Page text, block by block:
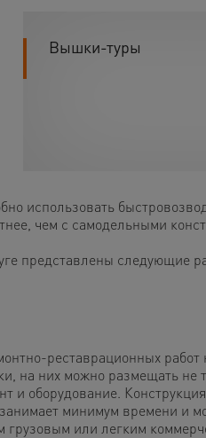
Вышки-туры
использовать
чем с самодельными
представлены следующие
реставрационных
на них можно размещать не
и оборудование.
минимум времени и
или легким